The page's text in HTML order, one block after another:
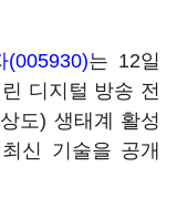
(005930)는 12일
디지털 방송 전
도) 생태계 활성
신 기술을 공개